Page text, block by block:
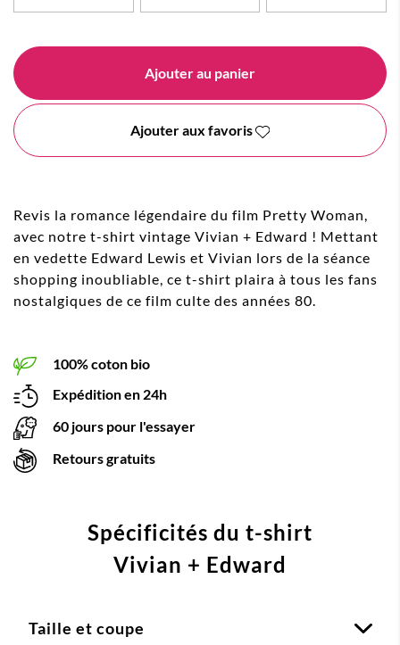
Ajouter au panier
Ajouter aux favoris
Revis la romance légendaire du film Pretty Woman,
avec notre t-shirt vintage Vivian + Edward ! Mettant
en vedette Edward Lewis et Vivian lors de la séance
shopping inoubliable, ce t-shirt plaira à tous les fans
nostalgiques de ce film culte des années 80.
100% coton bio
Expédition en 24h
60 jours pour l'essayer
Retours gratuits
Spécificités du t-shirt
Vivian + Edward
Taille et coupe